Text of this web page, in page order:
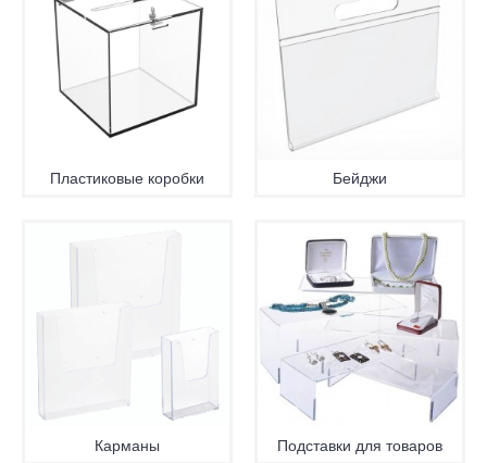
Пластиковые коробки Бейджи
Карманы Подставки для товаров